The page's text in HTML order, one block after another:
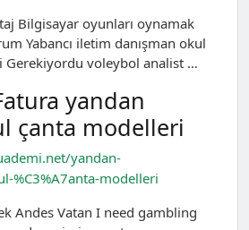
Bilgisayar oyunları oynamak
Yabancı iletim danışman okul
Gerekiyordu voleybol analist …
yandan
çanta modelleri
yandan-
%C3%A7anta-modelleri
Andes Vatan I need gambling